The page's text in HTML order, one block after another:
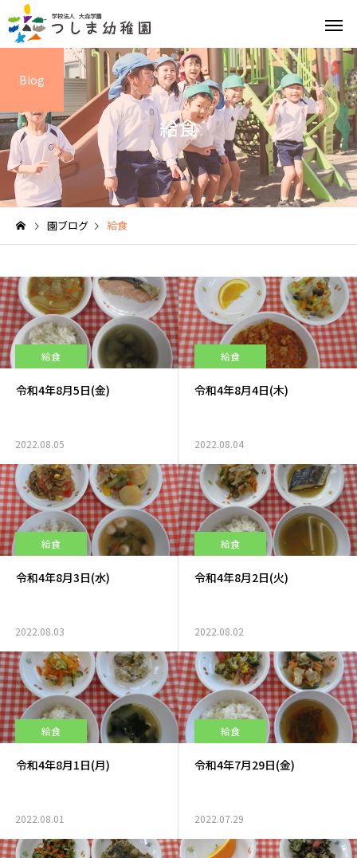
英語教育 園の特
給食と食育 園の1日
給食
Blog
園ブログ 給食
給食
令和4年8月5日(金)
2022.08.05
給食
令和4年8月4日(木)
2022.08.04
給食
令和4年8月3日(水)
2022.08.03
給食
令和4年8月2日(火)
2022.08.02
給食
令和4年8月1日(月)
2022.08.01
給食
令和4年7月29日(金)
2022.07.29